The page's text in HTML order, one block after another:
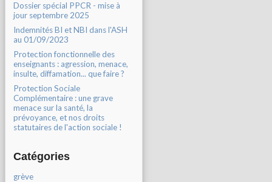
Dossier spécial PPCR - mise à
jour septembre 2025
Indemnités BI et NBI dans l'ASH
au 01/09/2023
Protection fonctionnelle des
enseignants : agression, menace,
insulte, diffamation... que faire ?
Protection Sociale
Complémentaire : une grave
menace sur la santé, la
prévoyance, et nos droits
statutaires de l'action sociale !
Catégories
grève